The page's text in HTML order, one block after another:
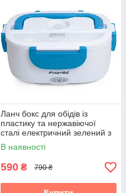
Ланч бокс для обідів із
пластику та нержавіючої
сталі електричний зелений з
2 ємностями на 1л Kamille
KM-2130
В наявності
590 ₴ 790 ₴